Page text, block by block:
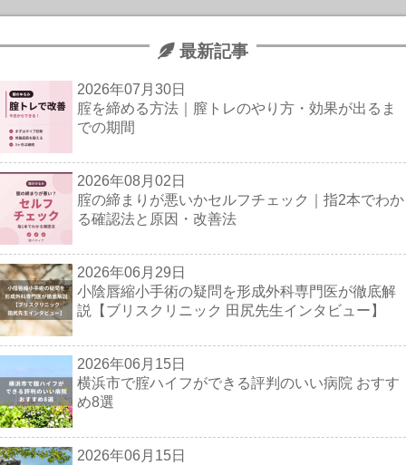
最新記事
2026年07月30日
腟を締める方法｜膣トレのやり方・効果が出るま
での期間
2026年08月02日
腟の締まりが悪いかセルフチェック｜指2本でわか
る確認法と原因・改善法
2026年06月29日
小陰唇縮小手術の疑問を形成外科専門医が徹底解
説【ブリスクリニック 田尻先生インタビュー】
2026年06月15日
横浜市で腟ハイフができる評判のいい病院 おすす
め8選
2026年06月15日